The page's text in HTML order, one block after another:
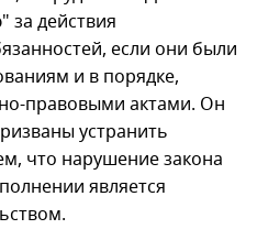
за действия
если они были
и в порядке,
правовыми актами. Он
устранить
что нарушение закона
является